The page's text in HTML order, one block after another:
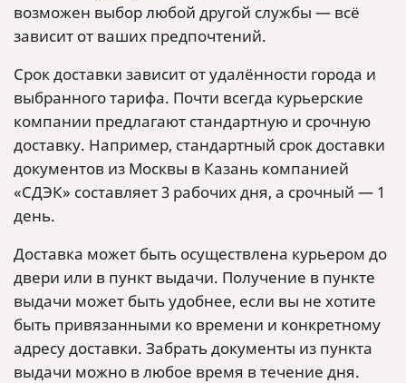
возможен выбор любой другой службы — всё
зависит от ваших предпочтений.
Срок доставки зависит от удалённости города и
выбранного тарифа. Почти всегда курьерские
компании предлагают стандартную и срочную
доставку. Например, стандартный срок доставки
документов из Москвы в Казань компанией
«СДЭК» составляет 3 рабочих дня, а срочный — 1
день.
Доставка может быть осуществлена курьером до
двери или в пункт выдачи. Получение в пункте
выдачи может быть удобнее, если вы не хотите
быть привязанными ко времени и конкретному
адресу доставки. Забрать документы из пункта
выдачи можно в любое время в течение дня.